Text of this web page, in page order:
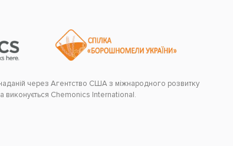
через Агентство США з міжнародного розвитку
виконується Chemonics International.